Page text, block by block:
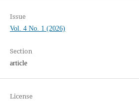
Issue
Vol. 4 No. 1 (2026)
Section
article
License